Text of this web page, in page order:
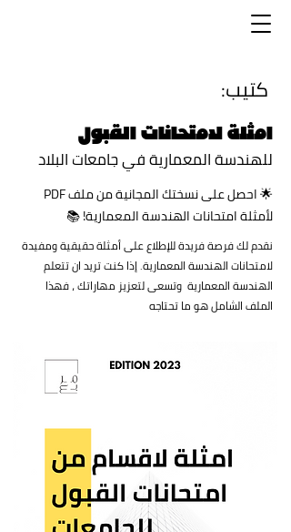
كتيب:
امثلة لامتحانات القبول
للهندسة المعمارية في جامعات البلاد
🌟 احصل على نسختك المجانية من ملف PDF
لأمثلة امتحانات الهندسة المعمارية! 📚
نقدم لك فرصة فريدة للإطلاع على أمثلة حقيقية ومفيدة
لامتحانات الهندسة المعمارية. إذا كنت تريد ان تتعلم
الهندسة المعمارية وتسعى لتعزيز مهاراتك ، فهذا
الملف الشامل هو ما تحتاجه